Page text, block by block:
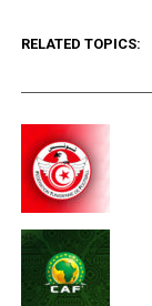
RELATED TOPICS: